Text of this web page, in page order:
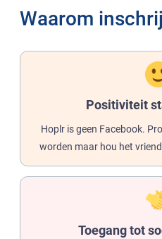
Waarom
Positiviteit
Hoplr is geen Facebook.
worden maar hou het
Toegang tot